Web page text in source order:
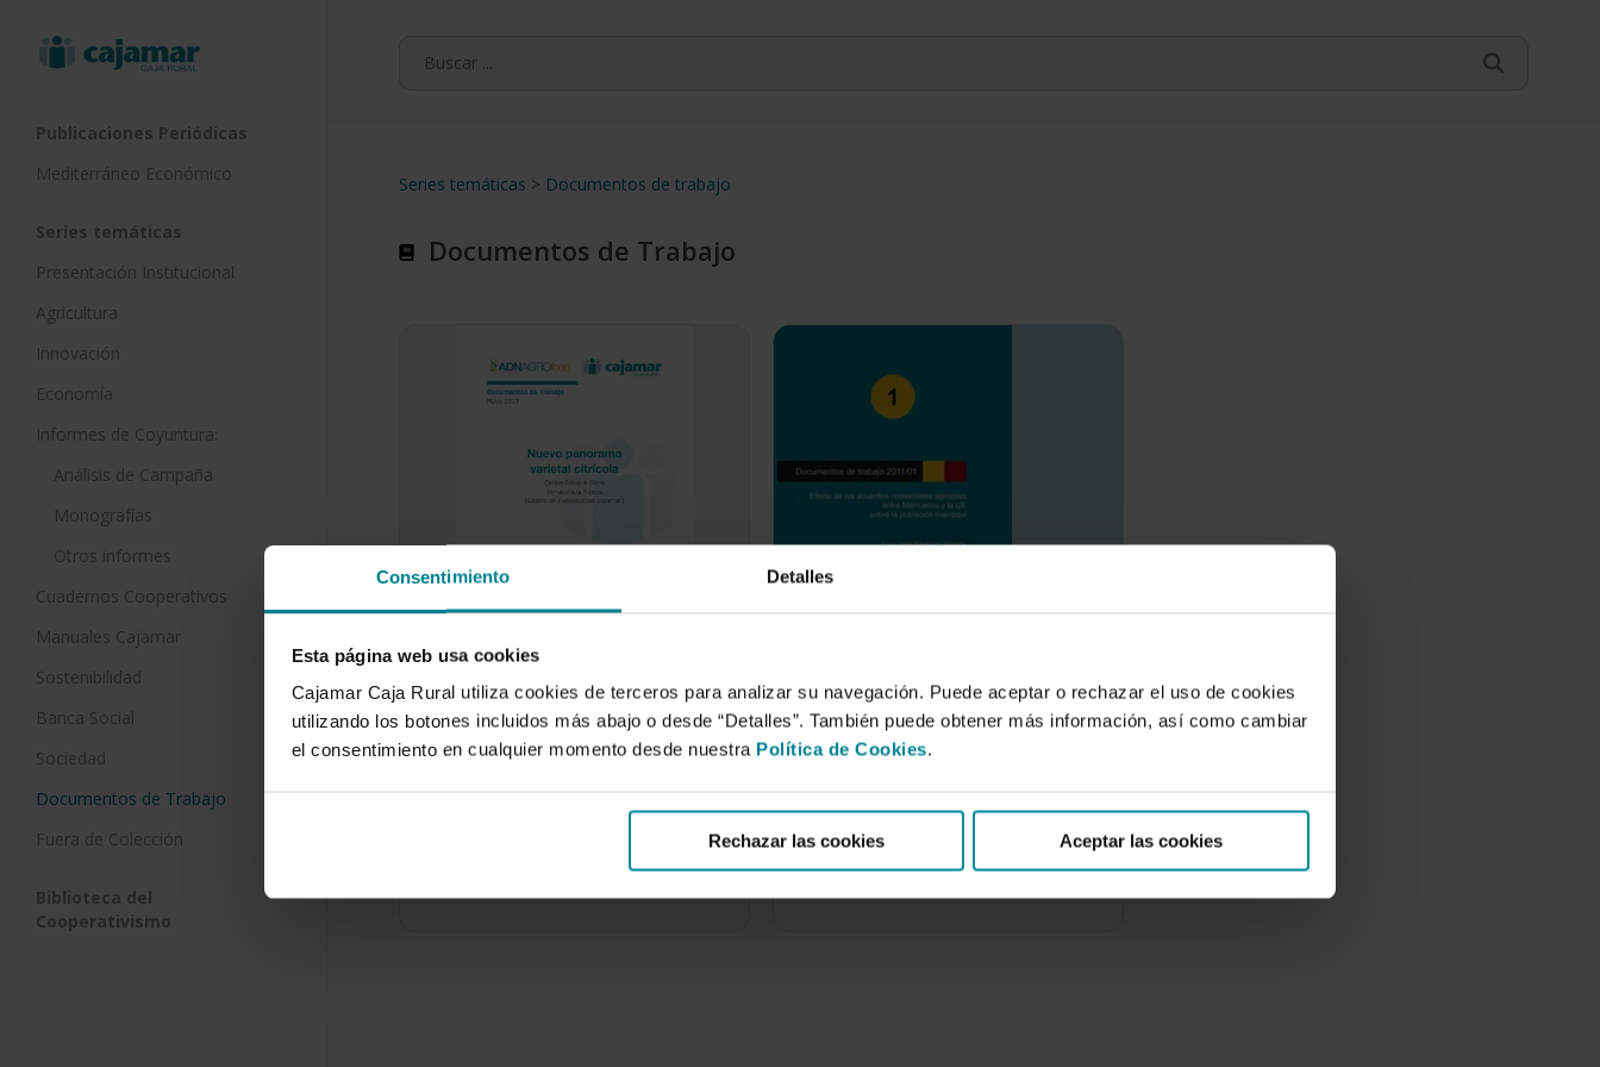
Consentimiento Detalles
Esta página web usa cookies
Cajamar Caja Rural utiliza cookies de terceros para analizar su navegación. Puede aceptar o rechazar el uso de cookies
utilizando los botones incluidos más abajo o desde “Detalles”. También puede obtener más información, así como cambiar
el consentimiento en cualquier momento desde nuestra Política de Cookies.
Rechazar las cookies Aceptar las cookies
Publicaciones Periódicas
Mediterráneo Económico
Series temáticas
Presentación Institucional
Agricultura
Innovación
Economía
Informes de Coyuntura:
Análisis de Campaña
Monografías
Otros informes
Cuadernos Cooperativos
Manuales Cajamar
Sostenibilidad
Banca Social
Sociedad
Documentos de Trabajo
Fuera de Colección
Biblioteca del
Cooperativismo
Series temáticas > Documentos de trabajo
Documentos de Trabajo
Nuevo panorama varietal
citrícola
22 de mayo de 2017
frutal a nivel mundial con más de
Efectos de los acuerdos
comerciales agrícolas entre
Marruecos y la UE sobre la
población marroquí
En el ámbito de las políticas de
desarrollo económico y social, la